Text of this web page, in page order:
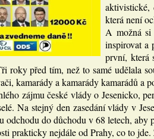
aktivistické,
která není
A možná si
inspirovat a
první, která
roky před tím, než to samé udělala
kamarády a kamarády kamarádů a
zájmu české vlády o Jesenicko,
Na stejný den zasedání vlády v
odchodu do důchodu v 68 letech,
prakticky nejdále od Prahy, co to